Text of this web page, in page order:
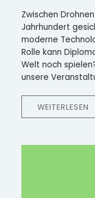
Zwischen
Jahrhundert
moderne
Rolle kann
Welt noch
unsere
WEITERLESEN